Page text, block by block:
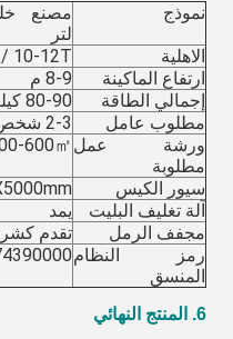
نموذج
لتر
الاهلية
10-12T / ح
ارتفاع الماكينة
8-9 م
إجمالي الطاقة
80-90 كيلو واط
مطلوب عامل
2-3 شخص
ورشة عمل
مطلوبة
600㎡
سيور الكيس
آلة تغليف البليت
يمد
مجفف الرمل
تقدم
رمز النظام
المنسق
6. المنتج النهائي